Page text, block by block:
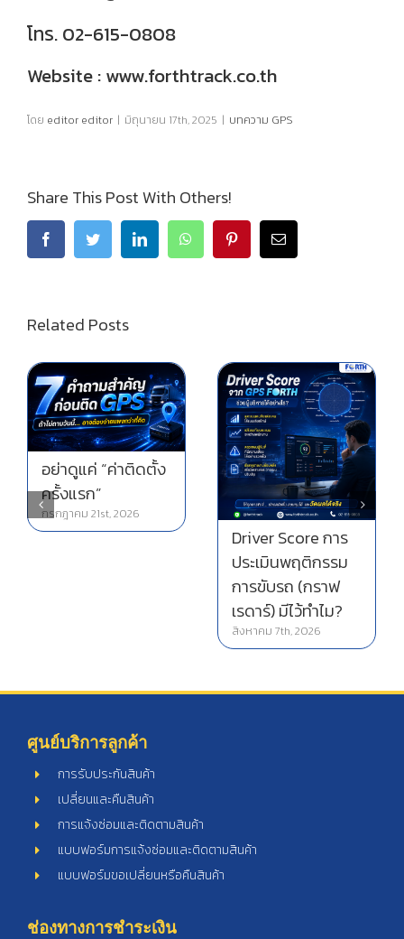
โทร. 02-615-0808
Website : www.forthtrack.co.th
โดย editor editor | มิถุนายน 17th, 2025 | บทความ GPS
Share This Post With Others!
Related Posts
อย่าดูแค่ “ค่าติดตั้ง
ครั้งแรก”
กรกฎาคม 21st, 2026
Driver Score การ
ประเมินพฤติกรรม
การขับรถ (กราฟ
เรดาร์) มีไว้ทำไม?
สิงหาคม 7th, 2026
ศูนย์บริการลูกค้า
การรับประกันสินค้า
เปลี่ยนและคืนสินค้า
การแจ้งซ่อมและติดตามสินค้า
แบบฟอร์มการแจ้งซ่อมและติดตามสินค้า
แบบฟอร์มขอเปลี่ยนหรือคืนสินค้า
ช่องทางการชำระเงิน